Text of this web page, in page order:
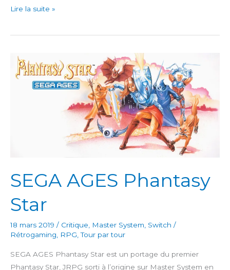
SEGA
Alex
Miracle
Lire la suite »
SEGA AGES Phantasy
Star
18 mars 2019 / Critique Master System Switch /
Rétrogaming
RPG ,Tour par tour
SEGA AGES Phantasy Star est un portage du premier
Phantasy Star, JRPG sorti à l’origine sur Master System en